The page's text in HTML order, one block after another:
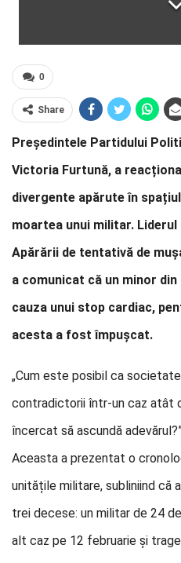
0
Share
Președintele Partidului
Victoria Furtună, a
divergente apărute în
moartea unui militar.
Apărării de tentativă de
a comunicat că un minor
cauza unui stop cardiac,
acesta a fost împușcat.
„Cum este posibil ca
contradictorii într-un caz atât
încercat să ascundă
Aceasta a prezentat o
unitățile militare, subliniind că
trei decese: un militar de 24
alt caz pe 12 februarie și